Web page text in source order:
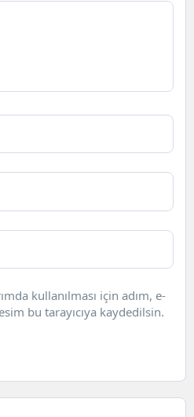
kullanılması için adım, e-
bu tarayıcıya kaydedilsin.